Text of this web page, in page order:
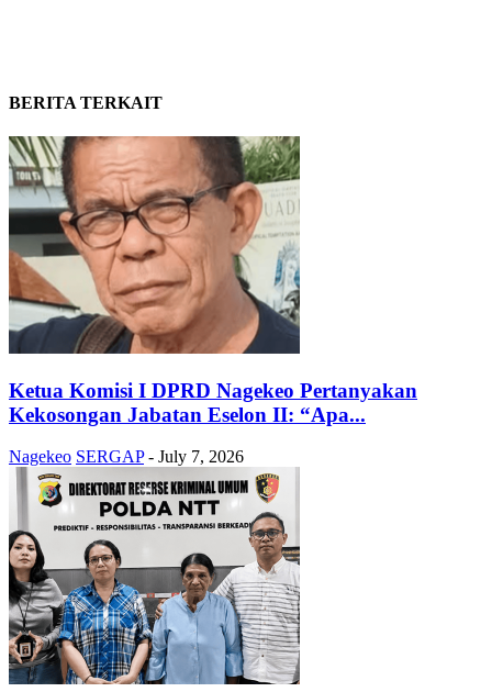
BERITA TERKAIT
Ketua Komisi I DPRD Nagekeo Pertanyakan
Kekosongan Jabatan Eselon II: “Apa...
Nagekeo SERGAP - July 7, 2026